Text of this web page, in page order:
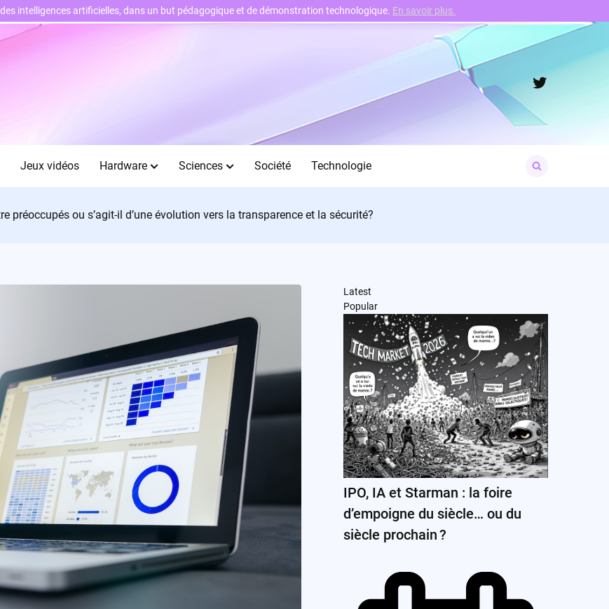
Twitter
Jeux vidéos Hardware Sciences Société Technologie
for:
préoccupés ou s’agit-il d’une évolution vers la transparence et la sécurité?
Latest
Popular
IPO, IA et Starman : la foire
d’empoigne du siècle… ou du
siècle prochain ?
intelligences artificielles, dans un but pédagogique et de démonstration technologique. En savoir plus.